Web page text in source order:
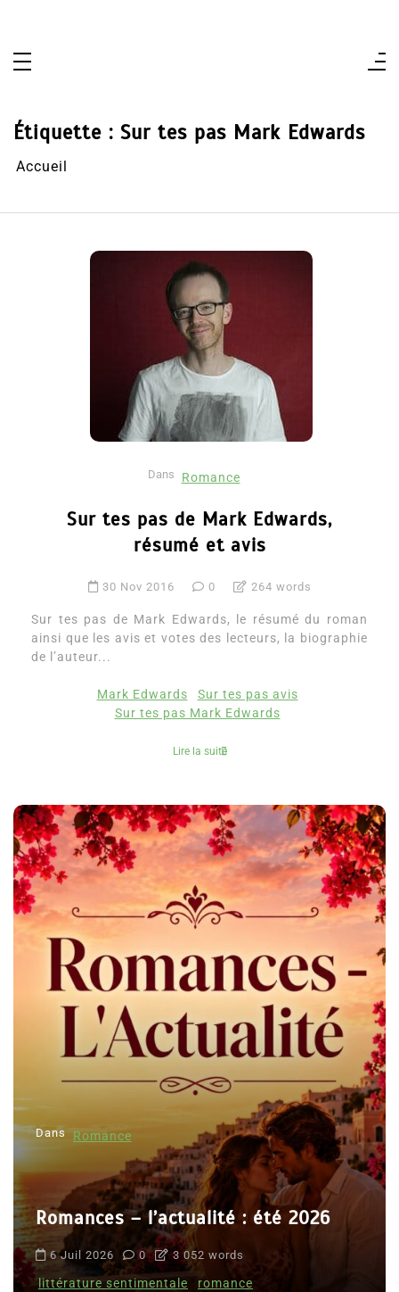
Étiquette : Sur tes pas Mark Edwards
Accueil
Dans Romance
Sur tes pas de Mark Edwards,
résumé et avis
30 Nov 2016 0 264 words
Sur tes pas de Mark Edwards, le résumé du roman
ainsi que les avis et votes des lecteurs, la biographie
de l’auteur...
Mark Edwards
Sur tes pas avis
Sur tes pas Mark Edwards
Lire la suite
Dans Romance
Romances – l’actualité : été 2026
6 Juil 2026 0 3 052 words
littérature sentimentale romance